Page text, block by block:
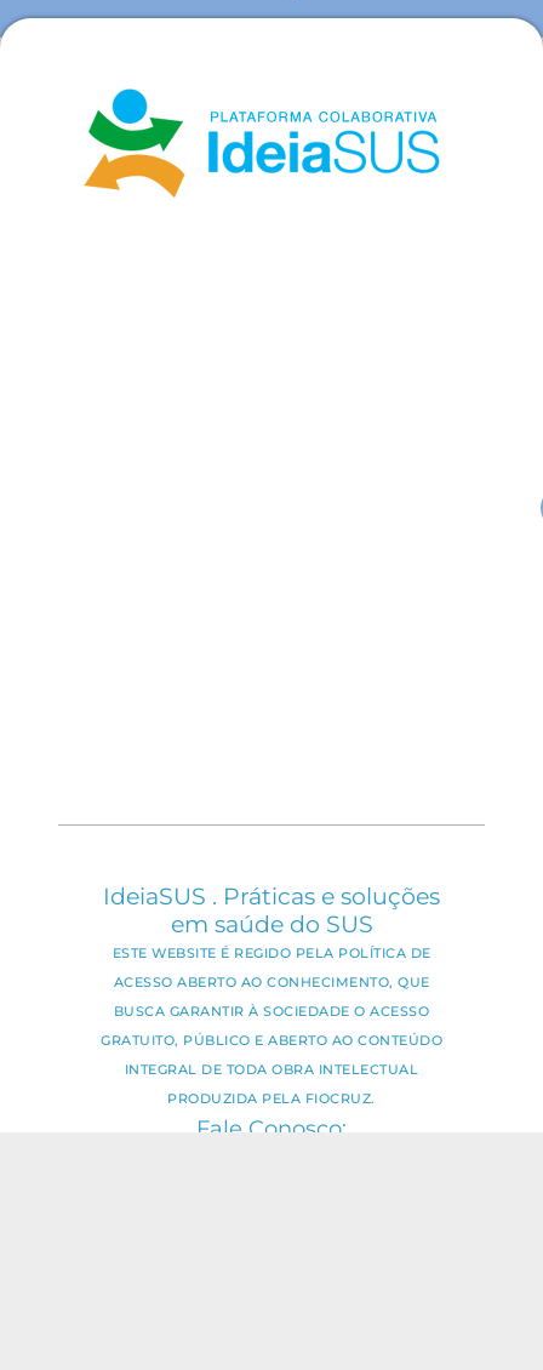
IdeiaSUS . Práticas e soluções
em saúde do SUS
ESTE WEBSITE É REGIDO PELA POLÍTICA DE
ACESSO ABERTO AO CONHECIMENTO, QUE
BUSCA GARANTIR À SOCIEDADE O ACESSO
GRATUITO, PÚBLICO E ABERTO AO CONTEÚDO
INTEGRAL DE TODA OBRA INTELECTUAL
PRODUZIDA PELA FIOCRUZ.
Fale Conosco: